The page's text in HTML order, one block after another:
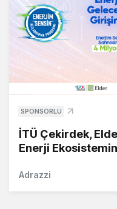
SPONSORLU
İTÜ Çekirdek,
Enerji
Adrazzi